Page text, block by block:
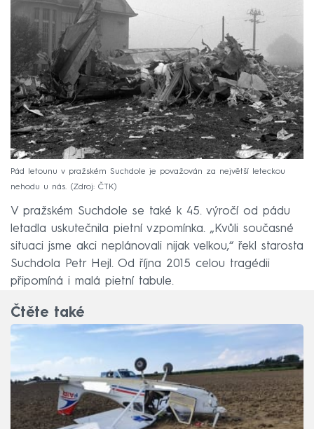
Pád letounu v pražském Suchdole je považován za největší leteckou
nehodu u nás.
Zdroj: ČTK
V pražském Suchdole se také k 45. výročí od pádu
letadla uskutečnila pietní vzpomínka. „Kvůli současné
situaci jsme akci neplánovali nijak velkou,“ řekl starosta
Suchdola Petr Hejl. Od října 2015 celou tragédii
připomíná i malá pietní tabule.
Čtěte také